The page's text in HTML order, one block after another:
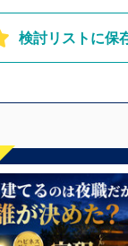
にも続々
検討リストに保